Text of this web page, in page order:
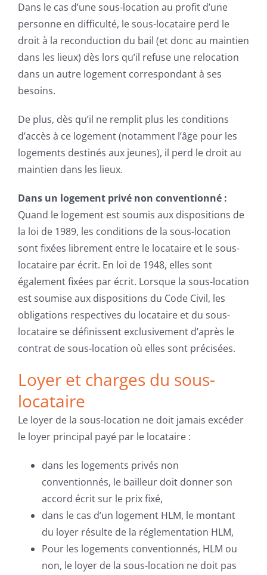
Dans le cas d’une sous-location au profit d’une
personne en difficulté, le sous-locataire perd le
droit à la reconduction du bail (et donc au maintien
dans les lieux) dès lors qu’il refuse une relocation
dans un autre logement correspondant à ses
besoins.
De plus, dès qu’il ne remplit plus les conditions
d’accès à ce logement (notamment l’âge pour les
logements destinés aux jeunes), il perd le droit au
maintien dans les lieux.
Dans un logement privé non conventionné :
Quand le logement est soumis aux dispositions de
la loi de 1989, les conditions de la sous-location
sont fixées librement entre le locataire et le sous-
locataire par écrit. En loi de 1948, elles sont
également fixées par écrit. Lorsque la sous-location
est soumise aux dispositions du Code Civil, les
obligations respectives du locataire et du sous-
locataire se définissent exclusivement d’après le
contrat de sous-location où elles sont précisées.
Loyer et charges du sous-
locataire
Le loyer de la sous-location ne doit jamais excéder
le loyer principal payé par le locataire :
dans les logements privés non
conventionnés, le bailleur doit donner son
accord écrit sur le prix fixé,
dans le cas d’un logement HLM, le montant
du loyer résulte de la réglementation HLM,
Pour les logements conventionnés, HLM ou
non, le loyer de la sous-location ne doit pas